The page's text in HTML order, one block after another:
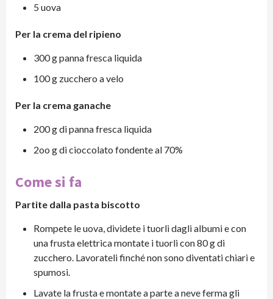
5 uova
Per la crema del ripieno
300 g panna fresca liquida
100 g zucchero a velo
Per la crema ganache
200 g di panna fresca liquida
2oo g di cioccolato fondente al 70%
Come si fa
Partite dalla pasta biscotto
Rompete le uova, dividete i tuorli dagli albumi e con
una frusta elettrica montate i tuorli con 80 g di
zucchero. Lavorateli finché non sono diventati chiari e
spumosi.
Lavate la frusta e montate a parte a neve ferma gli